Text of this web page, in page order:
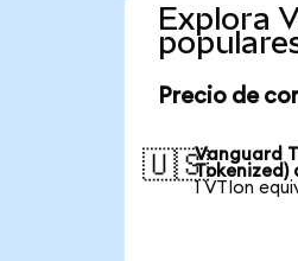
Explora
Precio de
🇺🇸Vanguard
Tokenized)
1 VTIon